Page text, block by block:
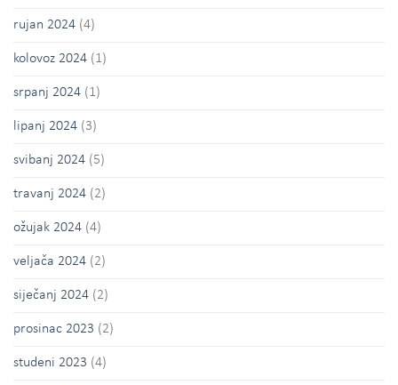
rujan 2024 (4)
kolovoz 2024 (1)
srpanj 2024 (1)
lipanj 2024 (3)
svibanj 2024 (5)
travanj 2024 (2)
ožujak 2024 (4)
veljača 2024 (2)
siječanj 2024 (2)
prosinac 2023 (2)
studeni 2023 (4)